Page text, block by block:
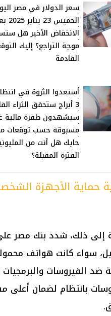
سعر الدولار في مصر
الخميس
الانخفاض الأخير هل
موجة التراجع؟ إليك
القادمة
أستعدوا الثروة في
3 أبراج ستحقق الثراء
سيشهدون طفرة مالية
مسبوقة حسب توقعات
حايك هل أنت من
الفترة المقبلة؟
حماية الأجهزة
إلى ذلك، شدد بنك مصر
سواء كانت هواتف
ضد الفيروسات
بانتظام لضمان أعلى